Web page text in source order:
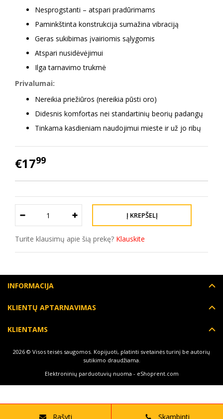
Nesprogstanti – atspari pradūrimams
Paminkštinta konstrukcija sumažina vibraciją
Geras sukibimas įvairiomis sąlygomis
Atspari nusidėvėjimui
Ilga tarnavimo trukmė
Privalumai:
Nereikia priežiūros (nereikia pūsti oro)
Didesnis komfortas nei standartinių beorių padangų
Tinkama kasdieniam naudojimui mieste ir už jo ribų
€1799
Turite klausimų apie šią prekę? Klauskite
INFORMACIJA
KLIENTŲ APTARNAVIMAS
KLIENTAMS
2026 © Visos teisės saugomos. Kopijuoti, platinti svetainės turinį be autorių
sutikimo draudžiama.
Elektroninių parduotuvių nuoma - eShoprent.com
Rašyti Skambinti